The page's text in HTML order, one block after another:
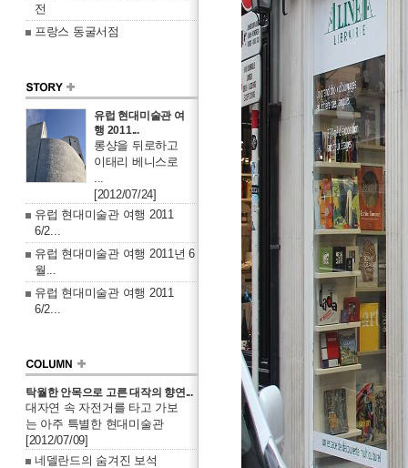
전
프랑스 동굴서점
유럽 현대미술관 여
행 2011...
롱샹을 뒤로하고
이태리 베니스로
...
[2012/07/24]
유럽 현대미술관 여행 2011
6/2...
유럽 현대미술관 여행 2011년 6
월...
유럽 현대미술관 여행 2011
6/2...
탁월한 안목으로 고른 대작의 향연...
대자연 속 자전거를 타고 가보
는 아주 특별한 현대미술관
[2012/07/09]
네델란드의 숨겨진 보석